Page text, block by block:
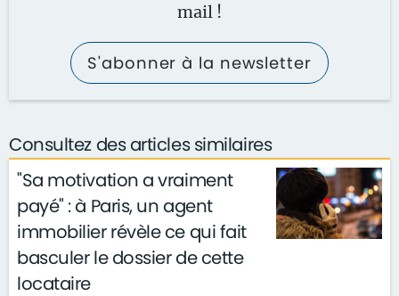
mail !
S'abonner à la newsletter
Consultez des articles similaires
"Sa motivation a vraiment
payé" : à Paris, un agent
immobilier révèle ce qui fait
basculer le dossier de cette
locataire